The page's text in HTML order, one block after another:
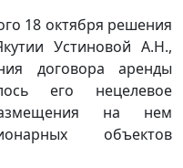
18 октября решения
Устиновой А.Н.,
договора аренды
его нецелевое
на нем
объектов